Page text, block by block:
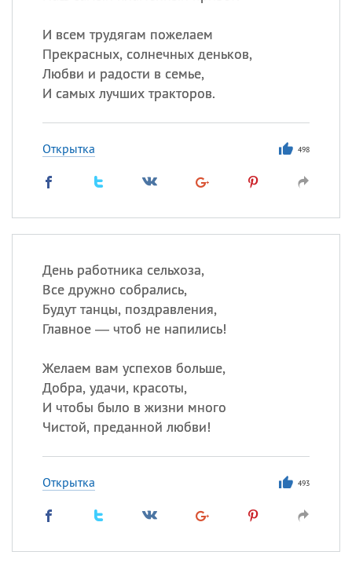
И всем трудягам пожелаем
Прекрасных, солнечных деньков,
Любви и радости в семье,
И самых лучших тракторов.
Открытка 498
День работника сельхоза,
Все дружно собрались,
Будут танцы, поздравления,
Главное — чтоб не напились!
Желаем вам успехов больше,
Добра, удачи, красоты,
И чтобы было в жизни много
Чистой, преданной любви!
Открытка 493